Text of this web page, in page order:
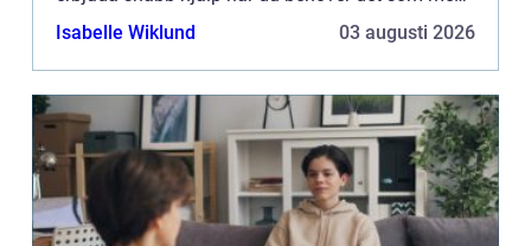
I denna artikel kommer...
Isabelle Wiklund 03 augusti 2026